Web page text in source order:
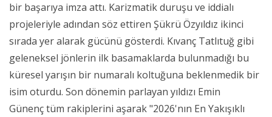
bir başarıya imza attı. Karizmatik duruşu ve iddialı
projeleriyle adından söz ettiren Şükrü Özyıldız ikinci
sırada yer alarak gücünü gösterdi. Kıvanç Tatlıtuğ gibi
geleneksel jönlerin ilk basamaklarda bulunmadığı bu
küresel yarışın bir numaralı koltuğuna beklenmedik bir
isim oturdu. Son dönemin parlayan yıldızı Emin
Günenç tüm rakiplerini aşarak "2026'nın En Yakışıklı